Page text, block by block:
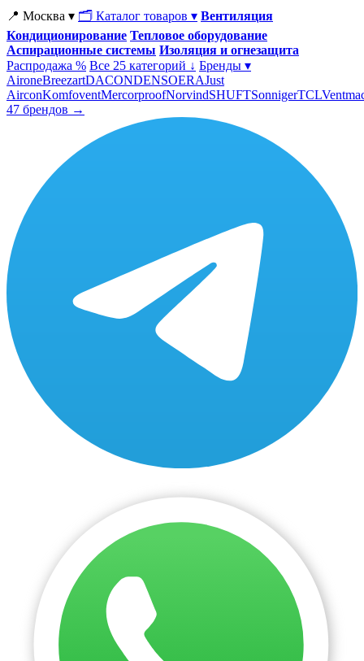
📍 Москва ▾ 🗂 Каталог товаров ▾ Вентиляция
Кондиционирование Тепловое оборудование
Аспирационные системы Изоляция и огнезащита
Распродажа % Все 25 категорий ↓ Бренды ▾
AironeBreezartDACONDENSOERAJust
AirconKomfoventMercorproofNorvindSHUFTSonnigerTCL
47 брендов →